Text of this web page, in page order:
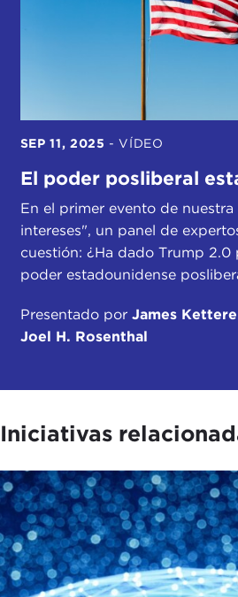
SEP 11, 2025 - VÍDEO
El poder posliberal
En el primer evento de nuestra
intereses", un panel de
cuestión: ¿Ha dado Trump 2.0
poder estadounidense
Presentado por James
Joel H. Rosenthal
Iniciativas